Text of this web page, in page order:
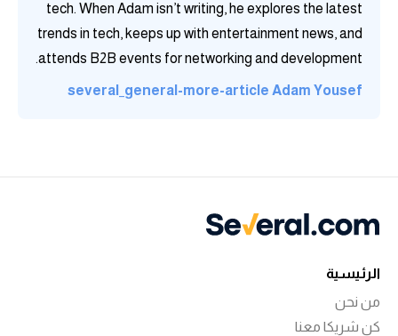
ضد
tech. When Adam isn’t writing, he explores the latest
trends in tech, keeps up with entertainment news, and
attends B2B events for networking and development.
several_general-more-article Adam Yousef
الرئيسية
من نحن
كن شريكا معنا